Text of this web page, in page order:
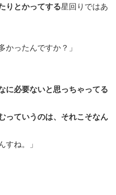
りとかってする星回りではあ
かったんですか？」
に必要ないと思っちゃってる
っていうのは、それこそなん
すね。」